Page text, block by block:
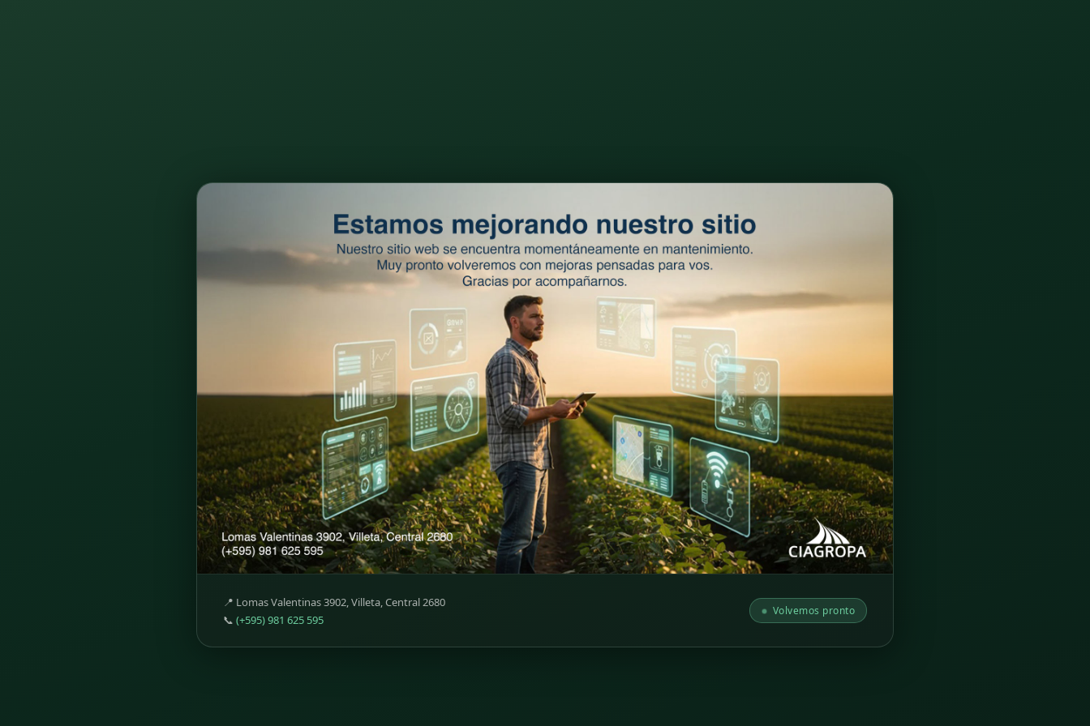
📍 Lomas Valentinas 3902, Villeta, Central 2680
📞 (+595) 981 625 595
Volvemos pronto